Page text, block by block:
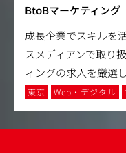
BtoBマーケティング
成長企業でスキルを
スメディアンで取り
ィングの求人を厳選
東京 Web・デジタル